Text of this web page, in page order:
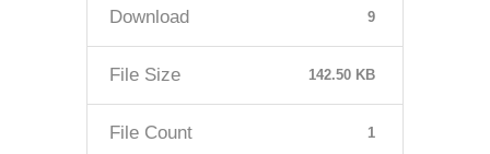
Download 9
File Size 142.50 KB
File Count 1